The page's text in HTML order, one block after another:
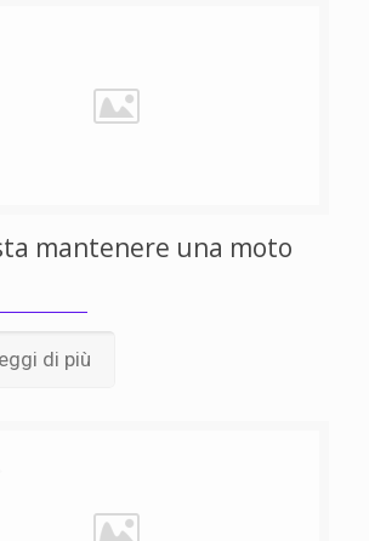
mantenere una moto
di più